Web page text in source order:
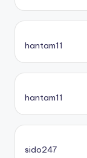
hantam11
hantam11
sido247